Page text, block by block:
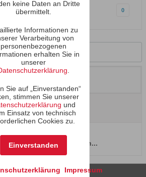
0
Zurück zum Profil
hat keine Abonnenten...
keine Daten an Dritte
übermittelt.
Informationen zu
Verarbeitung von
personenbezogenen
erhalten Sie in
unserer
Sie auf „Einverstanden“
stimmen Sie unserer
und
Einsatz von technisch
Cookies zu.
Impressum
Einverstanden